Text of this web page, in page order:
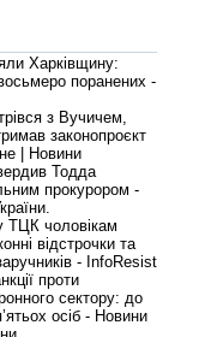
Харківщину:
поранених -
з Вучичем,
законопроєкт
| Новини
Тодда
прокурором -
ТЦК чоловікам
відстрочки та
- InfoResist
проти
сектору: до
осіб - Новини